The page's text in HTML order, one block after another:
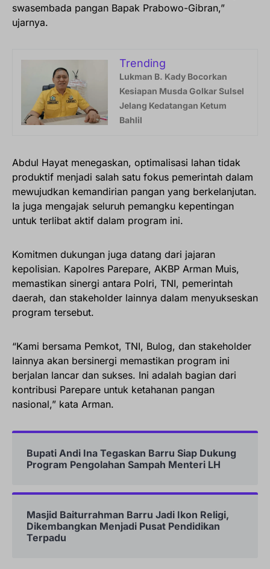
swasembada pangan Bapak Prabowo-Gibran,”
ujarnya.
Trending
Lukman B. Kady Bocorkan
Kesiapan Musda Golkar Sulsel
Jelang Kedatangan Ketum
Bahlil
Abdul Hayat menegaskan, optimalisasi lahan tidak
produktif menjadi salah satu fokus pemerintah dalam
mewujudkan kemandirian pangan yang berkelanjutan.
Ia juga mengajak seluruh pemangku kepentingan
untuk terlibat aktif dalam program ini.
Komitmen dukungan juga datang dari jajaran
kepolisian. Kapolres Parepare, AKBP Arman Muis,
memastikan sinergi antara Polri, TNI, pemerintah
daerah, dan stakeholder lainnya dalam menyukseskan
program tersebut.
“Kami bersama Pemkot, TNI, Bulog, dan stakeholder
lainnya akan bersinergi memastikan program ini
berjalan lancar dan sukses. Ini adalah bagian dari
kontribusi Parepare untuk ketahanan pangan
nasional,” kata Arman.
Bupati Andi Ina Tegaskan Barru Siap Dukung
Program Pengolahan Sampah Menteri LH
Masjid Baiturrahman Barru Jadi Ikon Religi,
Dikembangkan Menjadi Pusat Pendidikan
Terpadu